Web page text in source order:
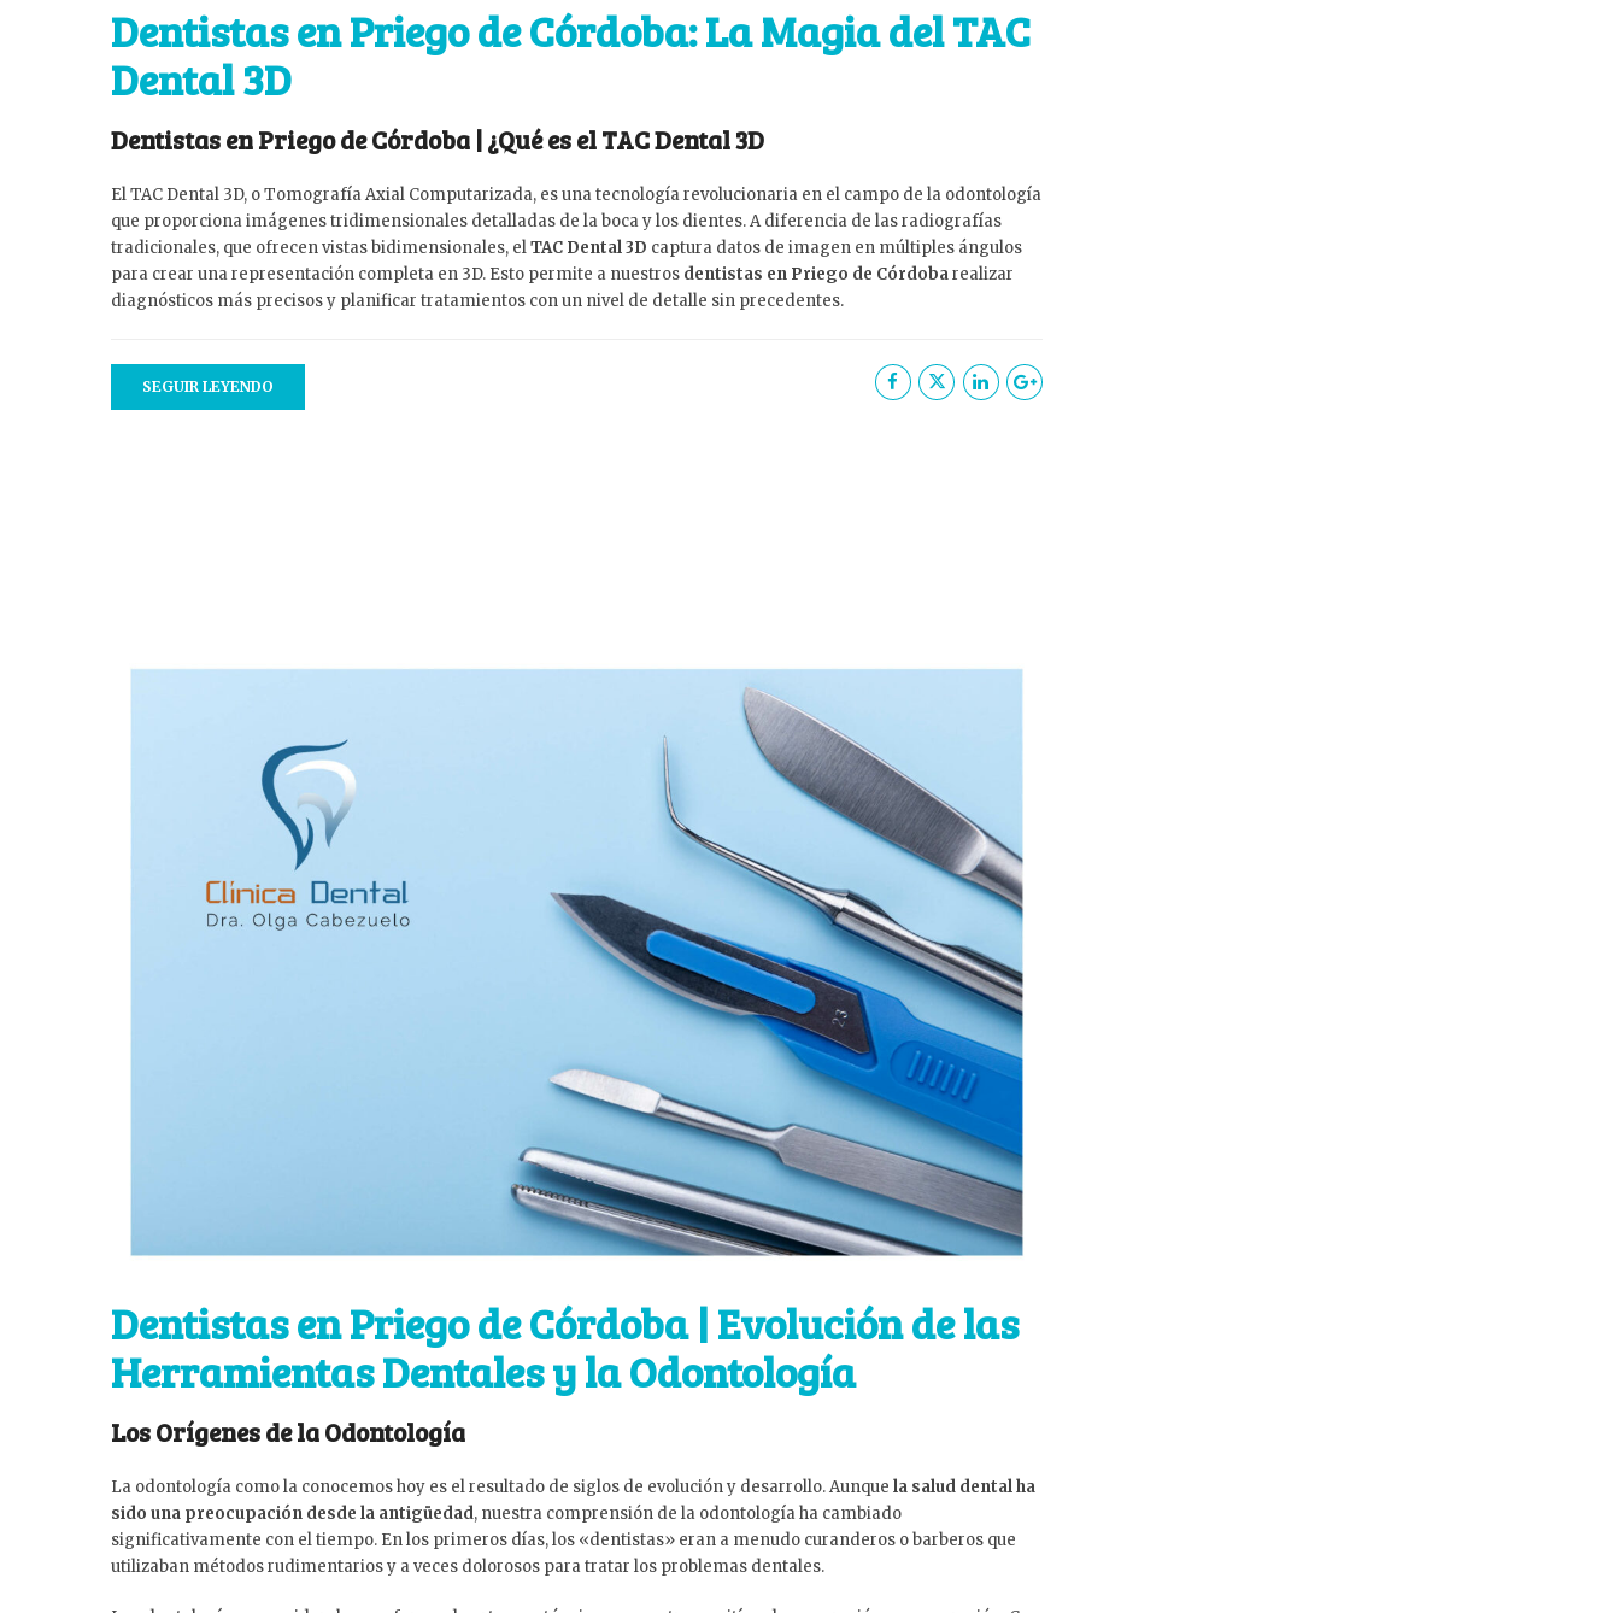
Dentistas en Priego de Córdoba: La Magia del TAC
Dental 3D
Dentistas en Priego de Córdoba | ¿Qué es el TAC Dental 3D
El TAC Dental 3D, o Tomografía Axial Computarizada, es una tecnología revolucionaria en el campo de la odontología
que proporciona imágenes tridimensionales detalladas de la boca y los dientes. A diferencia de las radiografías
tradicionales, que ofrecen vistas bidimensionales, elTAC Dental 3D captura datos de imagen en múltiples ángulos
para crear una representación completa en 3D. Esto permite a nuestros dentistas en Priego de Córdobarealizar
diagnósticos más precisos y planificar tratamientos con un nivel de detalle sin precedentes.
SEGUIR LEYENDO
Dentistas en Priego de Córdoba | Evolución de las
Herramientas Dentales y la Odontología
Los Orígenes de la Odontología
La odontología como la conocemos hoy es el resultado de siglos de evolución y desarrollo. Aunque la salud dental ha
sido una preocupación desde la antigüedad, nuestra comprensión de la odontología ha cambiado
significativamente con el tiempo. En los primeros días, los «dentistas» eran a menudo curanderos o barberos que
utilizaban métodos rudimentarios y a veces dolorosos para tratar los problemas dentales.